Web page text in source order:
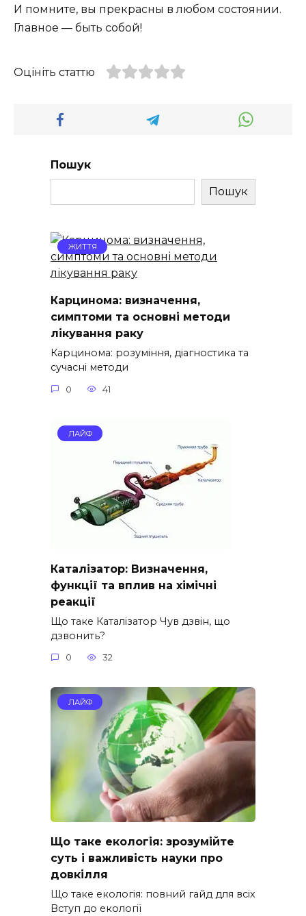
И помните, вы прекрасны в любом состоянии.
Главное — быть собой!
Оцініть статтю
Пошук
Пошук
ЖИТТЯ
Карцинома: визначення,
симптоми та основні методи
лікування раку
Карцинома: розуміння, діагностика та
сучасні методи
0 41
ЛАЙФ
Каталізатор: Визначення,
функції та вплив на хімічні
реакції
Що таке Каталізатор Чув дзвін, що
дзвонить?
0 32
ЛАЙФ
Що таке екологія: зрозумійте
суть і важливість науки про
довкілля
Що таке екологія: повний гайд для всіх
Вступ до екології